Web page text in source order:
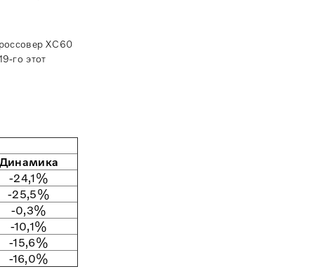
XC60
го этот
Динамика
-24,1%
-25,5%
-0,3%
-10,1%
-15,6%
-16,0%